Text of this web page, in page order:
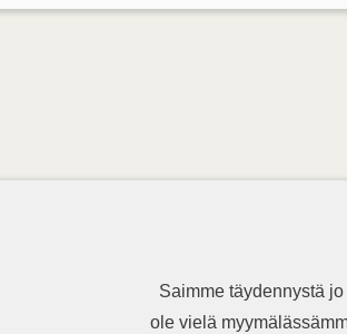
Saimme täydennystä
ole vielä